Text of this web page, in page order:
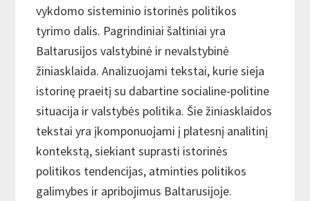
vykdomo sisteminio istorinės politikos
tyrimo dalis. Pagrindiniai šaltiniai yra
Baltarusijos valstybinė ir nevalstybinė
žiniasklaida. Analizuojami tekstai, kurie sieja
istorinę praeitį su dabartine socialine-politine
situacija ir valstybės politika. Šie žiniasklaidos
tekstai yra įkomponuojami į platesnį analitinį
kontekstą, siekiant suprasti istorinės
politikos tendencijas, atminties politikos
galimybes ir apribojimus Baltarusijoje.